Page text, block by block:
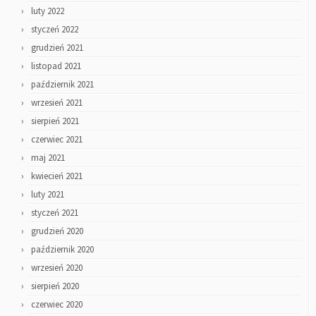
luty 2022
styczeń 2022
grudzień 2021
listopad 2021
październik 2021
wrzesień 2021
sierpień 2021
czerwiec 2021
maj 2021
kwiecień 2021
luty 2021
styczeń 2021
grudzień 2020
październik 2020
wrzesień 2020
sierpień 2020
czerwiec 2020